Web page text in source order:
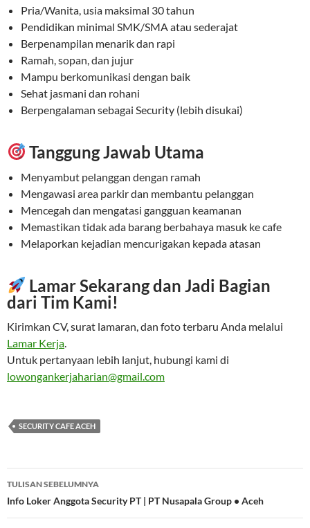
Pria/Wanita, usia maksimal 30 tahun
Pendidikan minimal SMK/SMA atau sederajat
Berpenampilan menarik dan rapi
Ramah, sopan, dan jujur
Mampu berkomunikasi dengan baik
Sehat jasmani dan rohani
Berpengalaman sebagai Security (lebih disukai)
Tanggung Jawab Utama
Menyambut pelanggan dengan ramah
Mengawasi area parkir dan membantu pelanggan
Mencegah dan mengatasi gangguan keamanan
Memastikan tidak ada barang berbahaya masuk ke cafe
Melaporkan kejadian mencurigakan kepada atasan
Lamar Sekarang dan Jadi Bagian
dari Tim Kami!
Kirimkan CV, surat lamaran, dan foto terbaru Anda melalui
Lamar Kerja.
Untuk pertanyaan lebih lanjut, hubungi kami di
lowongankerjaharian@gmail.com
SECURITY CAFE ACEH
Navigasi
Tulisan
TULISAN SEBELUMNYA
Info Loker Anggota Security PT | PT Nusapala Group • Aceh